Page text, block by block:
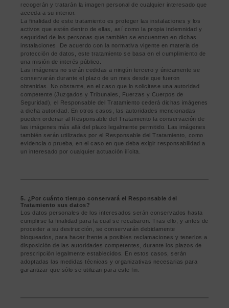
recogerán y tratarán la imagen personal de cualquier interesado que
acceda a su interior.
La finalidad de este tratamiento es proteger las instalaciones y los
activos que estén dentro de ellas, así como la propia indemnidad y
seguridad de las personas que también se encuentren en dichas
instalaciones. De acuerdo con la normativa vigente en materia de
protección de datos, este tratamiento se basa en el cumplimiento de
una misión de interés público.
Las imágenes no serán cedidas a ningún tercero y únicamente se
conservarán durante el plazo de un mes desde que fueron
obtenidas. No obstante, en el caso que lo solicitase una autoridad
competente (Juzgados y Tribunales, Fuerzas y Cuerpos de
Seguridad), el Responsable del Tratamiento cederá dichas imágenes
a dicha autoridad. En otros casos, las autoridades mencionadas
pueden ordenar al Responsable del Tratamiento la conservación de
las imágenes más allá del plazo legalmente permitido. Las imágenes
también serán utilizadas por el Responsable del Tratamiento, como
evidencia o prueba, en el caso en que deba exigir responsabilidad a
un interesado por cualquier actuación ilícita.
5. ¿Por cuánto tiempo conservará el Responsable del
Tratamiento sus datos?
Los datos personales de los interesados serán conservados hasta
cumplirse la finalidad para la cual se recabaron. Tras ello, y antes de
proceder a su destrucción, se conservarán debidamente
bloqueados, para hacer frente a posibles reclamaciones y tenerlos a
disposición de las autoridades competentes, durante los plazos de
prescripción legalmente establecidos. En estos casos, serán
adoptadas las medidas técnicas y organizativas necesarias para
garantizar que sólo se utilizan para este fin.